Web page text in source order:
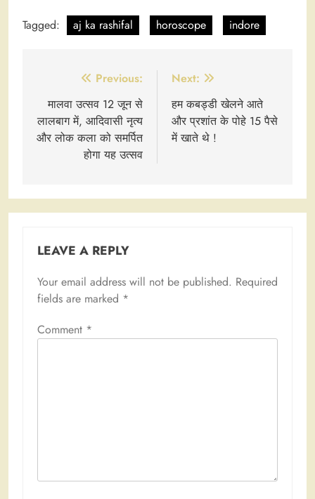
Tagged: aj ka rashifal horoscope indore
navigation
Previous:
मालवा उत्सव 12 जून से
लालबाग में, आदिवासी नृत्य
और लोक कला को समर्पित
होगा यह उत्सव
Next:
हम कबड्डी खेलने आते
और प्रशांत के पोहे 15 पैसे
में खाते थे !
LEAVE A REPLY
Your email address will not be published. Required
fields are marked *
Comment *